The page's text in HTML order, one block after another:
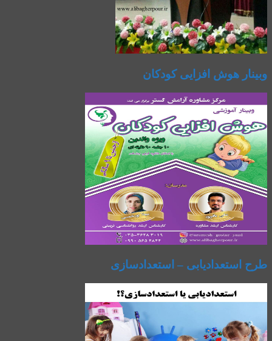
وبینار هوش افزایی کودکان
طرح استعدادیابی – استعدادسازی